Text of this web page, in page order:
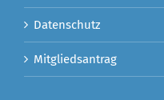
Datenschutz
Mitgliedsantrag